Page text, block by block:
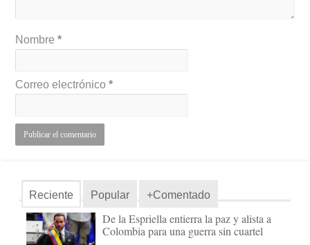
Nombre*
Correo electrónico*
Reciente Popular +Comentado
De la Espriella entierra la paz y alista a
Colombia para una guerra sin cuartel